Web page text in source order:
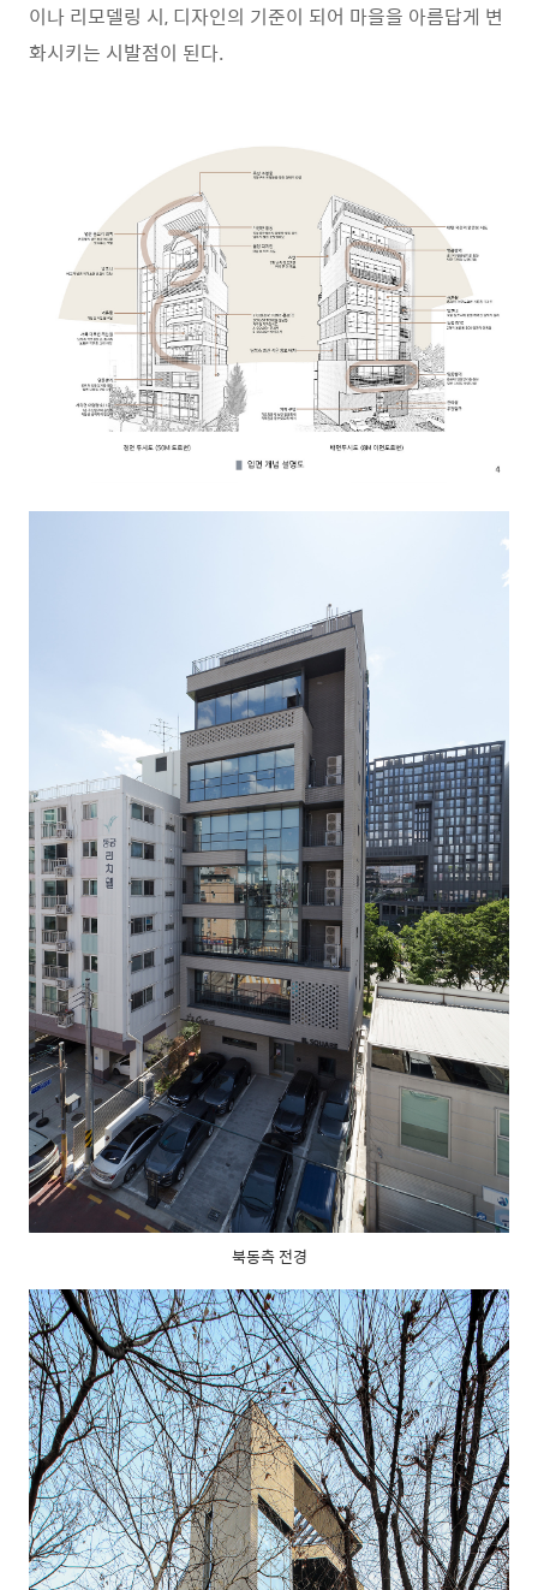
이나 리모델링 시, 디자인의 기준이 되어 마을을 아름답게 변
화시키는 시발점이 된다.
북동측 전경